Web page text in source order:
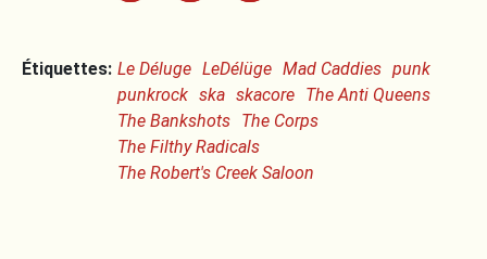
Étiquettes: Le Déluge LeDélüge Mad Caddies punk
punkrock ska skacore The Anti Queens
The Bankshots The Corps
The Filthy Radicals
The Robert's Creek Saloon